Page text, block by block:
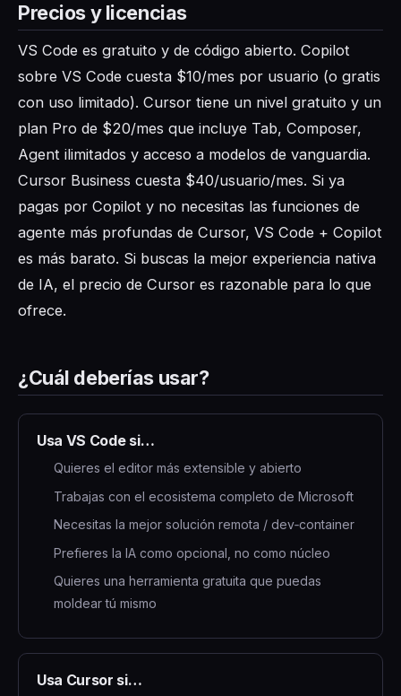
Precios y licencias
VS Code es gratuito y de código abierto. Copilot
sobre VS Code cuesta $10/mes por usuario (o gratis
con uso limitado). Cursor tiene un nivel gratuito y un
plan Pro de $20/mes que incluye Tab, Composer,
Agent ilimitados y acceso a modelos de vanguardia.
Cursor Business cuesta $40/usuario/mes. Si ya
pagas por Copilot y no necesitas las funciones de
agente más profundas de Cursor, VS Code + Copilot
es más barato. Si buscas la mejor experiencia nativa
de IA, el precio de Cursor es razonable para lo que
ofrece.
¿Cuál deberías usar?
Usa VS Code si…
Quieres el editor más extensible y abierto
Trabajas con el ecosistema completo de Microsoft
Necesitas la mejor solución remota / dev‑container
Prefieres la IA como opcional, no como núcleo
Quieres una herramienta gratuita que puedas
moldear tú mismo
Usa Cursor si…